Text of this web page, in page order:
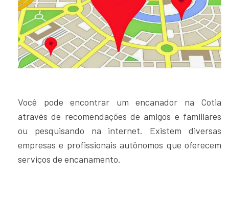
Você pode encontrar um encanador na Cotia
através de recomendações de amigos e familiares
ou pesquisando na internet. Existem diversas
empresas e profissionais autônomos que oferecem
serviços de encanamento.